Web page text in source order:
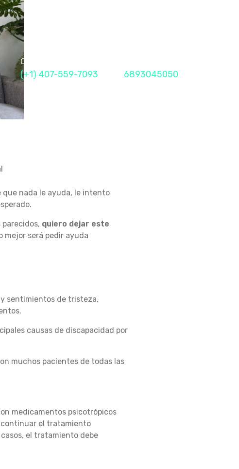
Call Me Now
(+1) 407-559-7093 6893045050
que nada le ayuda, le intento
parecidos, quiero dejar este
mejor será pedir ayuda
sentimientos de tristeza,
causas de discapacidad por
muchos pacientes de todas las
medicamentos psicotrópicos
continuar el tratamiento
el tratamiento debe